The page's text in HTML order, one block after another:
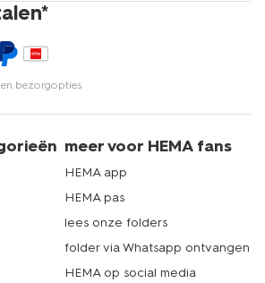
bezorgopties
meer voor HEMA fans
HEMA app
HEMA pas
lees onze folders
folder via Whatsapp ontvangen
HEMA op social media